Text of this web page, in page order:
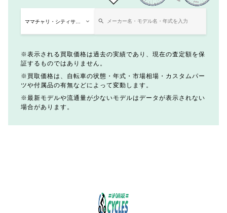
表示される買取価格は過去の実績であり、現在の査定額を保
証するものではありません。
買取価格は、自転車の状態・年式・市場相場・カスタムパー
ツや付属品の有無などによって変動します。
最新モデルや流通量が少ないモデルはデータが表示されない
場合があります。